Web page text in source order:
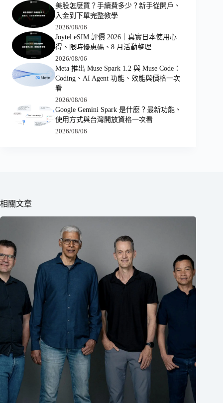
美股怎麼買？手續費多少？新手從開戶、
入金到下單完整教學
2026/08/06
Joytel eSIM 評價 2026｜真實日本使用心
得、限時優惠碼、8 月活動整理
2026/08/06
Meta 推出 Muse Spark 1.2 與 Muse Code：
Coding、AI Agent 功能、效能與價格一次
看
2026/08/06
Google Gemini Spark 是什麼？最新功能、
使用方式與台灣開放資格一次看
2026/08/06
相關文章